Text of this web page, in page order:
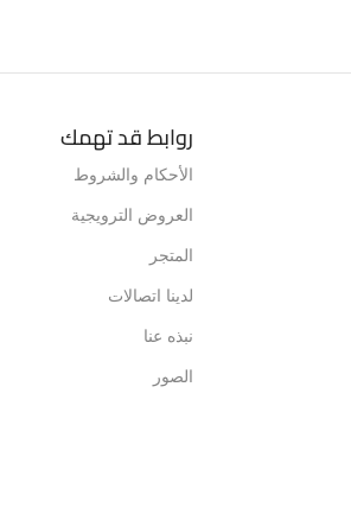
روابط قد تهمك
الأحكام والشروط
العروض الترويجية
المتجر
لدينا اتصالات
نبذه عنا
الصور